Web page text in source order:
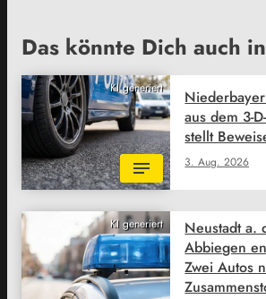
Das könnte Dich auch
KI generiert
3. Aug. 2026
aus dem 3-
stellt
KI generiert
Neustadt a.
Abbiegen
Zwei Autos